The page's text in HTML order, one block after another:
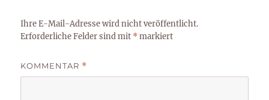
Ihre E-Mail-Adresse wird nicht veröffentlicht.
Erforderliche Felder sind mit *markiert
KOMMENTAR *